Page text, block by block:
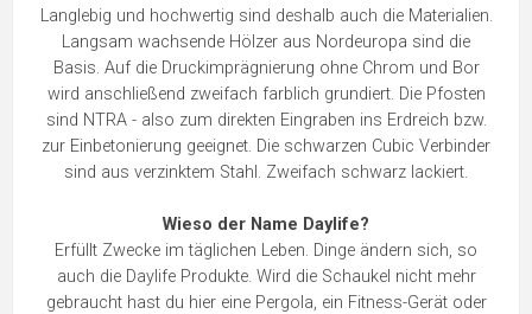
Langlebig und hochwertig sind deshalb auch die Materialien.
Langsam wachsende Hölzer aus Nordeuropa sind die
Basis. Auf die Druckimprägnierung ohne Chrom und Bor
wird anschließend zweifach farblich grundiert. Die Pfosten
sind NTRA - also zum direkten Eingraben ins Erdreich bzw.
zur Einbetonierung geeignet. Die schwarzen Cubic Verbinder
sind aus verzinktem Stahl. Zweifach schwarz lackiert.
Wieso der Name Daylife?
Erfüllt Zwecke im täglichen Leben. Dinge ändern sich, so
auch die Daylife Produkte. Wird die Schaukel nicht mehr
gebraucht hast du hier eine Pergola, ein Fitness-Gerät oder